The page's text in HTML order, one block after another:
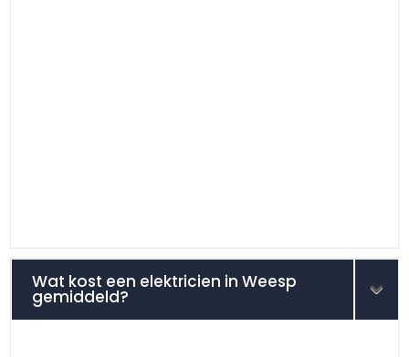
Wat kost een elektricien in Weesp
gemiddeld?